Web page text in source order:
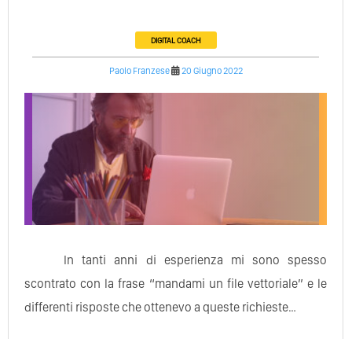
DIGITAL COACH
Paolo Franzese 20 Giugno 2022
In tanti anni di esperienza mi sono spesso
scontrato con la frase “mandami un file vettoriale” e le
differenti risposte che ottenevo a queste richieste…